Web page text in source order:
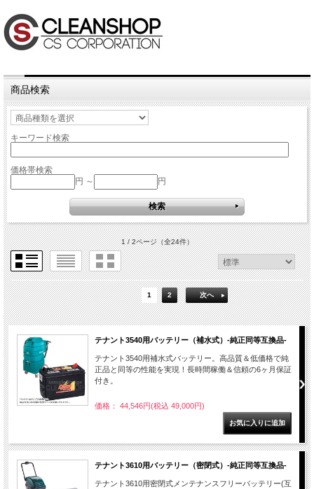
商品検索
キーワード検索
価格帯検索
円 ～
円
1 / 2ページ（全24件）
1 2 次へ
テナント3540用バッテリー（補水式）-純正同等互換品-
テナント3540用補水式バッテリー。高品質＆低価格で純
正品と同等の性能を実現！長時間稼働＆信頼の6ヶ月保証
付き。
価格： 44,546円(税込 49,000円)
テナント3610用バッテリー（密閉式）-純正同等互換品-
テナント3610用密閉式メンテナンスフリーバッテリー(互